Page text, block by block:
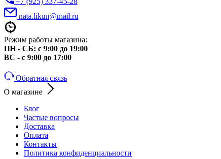
nata.likun@mail.ru
Режим работы магазина:
ПН - СБ: с 9:00 до 19:00
ВС - с 9:00 до 17:00
Обратная связь
О магазине
Блог
Частые вопросы
Доставка
Оплата
Контакты
Политика конфиденциальности